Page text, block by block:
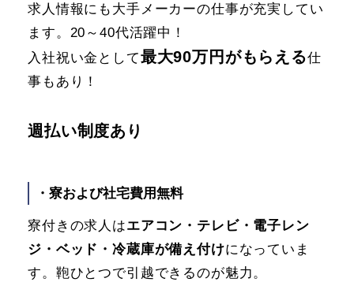
求人情報にも大手メーカーの仕事が充実してい
ます。20～40代活躍中！
入社祝い金として最大90万円がもらえる仕
事もあり！
週払い制度あり
・寮および社宅費用無料
寮付きの求人はエアコン・テレビ・電子レン
ジ・ベッド・冷蔵庫が備え付けになっていま
す。鞄ひとつで引越できるのが魅力。